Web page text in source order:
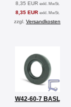
8,35 EUR exkl. MwSt.
8,35 EUR exkl. MwSt.
zzgl. Versandkosten
W42-60-7 BASL